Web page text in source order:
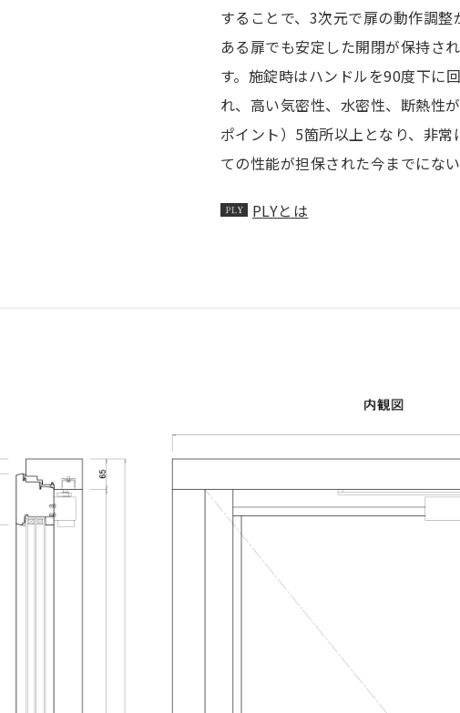
することで、3次元で扉の動作調
ある扉でも安定した開閉が保持さ
す。施錠時はハンドルを90度下に
れ、高い気密性、水密性、断熱性
ポイント）5箇所以上となり、非
ての性能が担保された今までにな
PLYとは